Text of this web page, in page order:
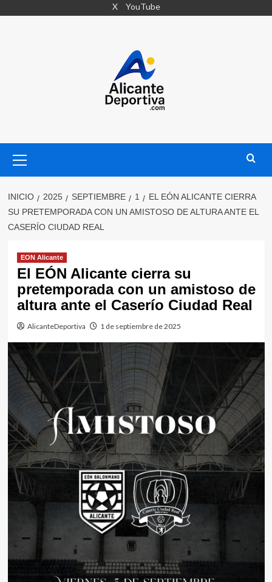
X YouTube
primario
INICIO 2025 SEPTIEMBRE 1
EL EÓN ALICANTE CIERRA
SU PRETEMPORADA CON UN AMISTOSO DE ALTURA ANTE EL
CASERÍO CIUDAD REAL
EON Alicante
El EÓN Alicante cierra su
pretemporada con un amistoso de
altura ante el Caserío Ciudad Real
AlicanteDeportiva 1 de septiembre de 2025